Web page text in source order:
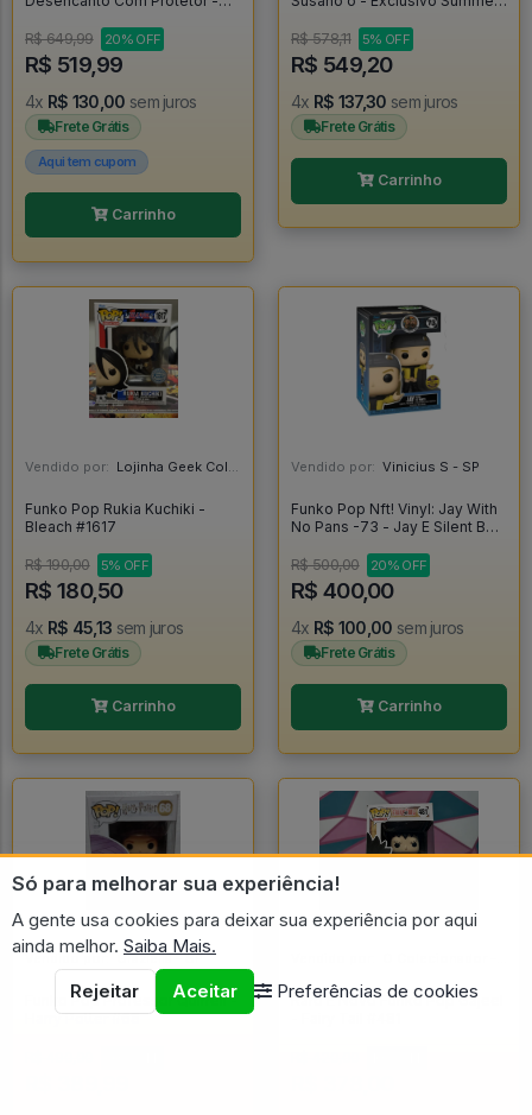
R$ 649,99
20% OFF
R$ 519,99
4x R$ 130,00 sem juros
Frete Grátis
Aqui tem cupom
Carrinho
Shippuden #1878
R$ 578,11 5% OFF
R$ 549,20
4x R$ 137,30 sem juros
Frete Grátis
Carrinho
Vendido por: Lojinha Geek Colecionáveis - DF
Funko Pop Rukia Kuchiki -
Bleach #1617
R$ 190,00 5% OFF
R$ 180,50
4x R$ 45,13 sem juros
Frete Grátis
Carrinho
Vendido por: Vinicius S - SP
Funko Pop Nft! Vinyl: Jay With
No Pans -73 - Jay E Silent Bob
R$ 500,00
20% OFF
R$ 400,00
4x R$ 100,00 sem juros
Frete Grátis
Carrinho
Graziella - SP
Funko Pop Professor Quirrell -
Harry Potter #68
Raro E Novo Funko Pop Gajeel
Só para melhorar sua experiência!
A gente usa cookies para deixar sua experiência por aqui
ainda melhor. Saiba Mais.
Rejeitar
Aceitar Preferências de cookies